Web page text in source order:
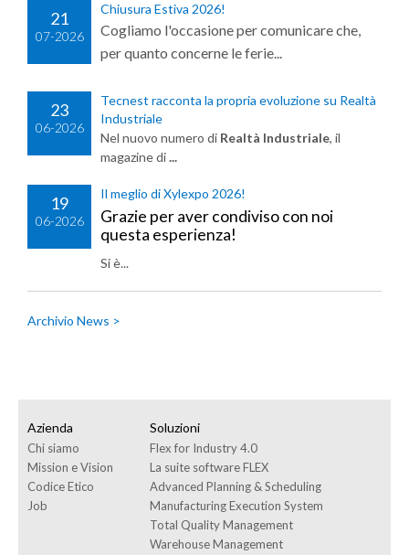
21
07-2026
Chiusura Estiva 2026!
Cogliamo l'occasione per comunicare che,
per quanto concerne le ferie...
23
06-2026
Tecnest racconta la propria evoluzione su Realtà
Industriale
Nel nuovo numero di Realtà Industriale, il
magazine di...
19
06-2026
Il meglio di Xylexpo 2026!
Grazie per aver condiviso con noi
questa esperienza!
Si è...
Archivio News >
Azienda
Chi siamo
Mission e Vision
Codice Etico
Job
Soluzioni
Flex for Industry 4.0
La suite software FLEX
Advanced Planning & Scheduling
Manufacturing Execution System
Total Quality Management
Warehouse Management